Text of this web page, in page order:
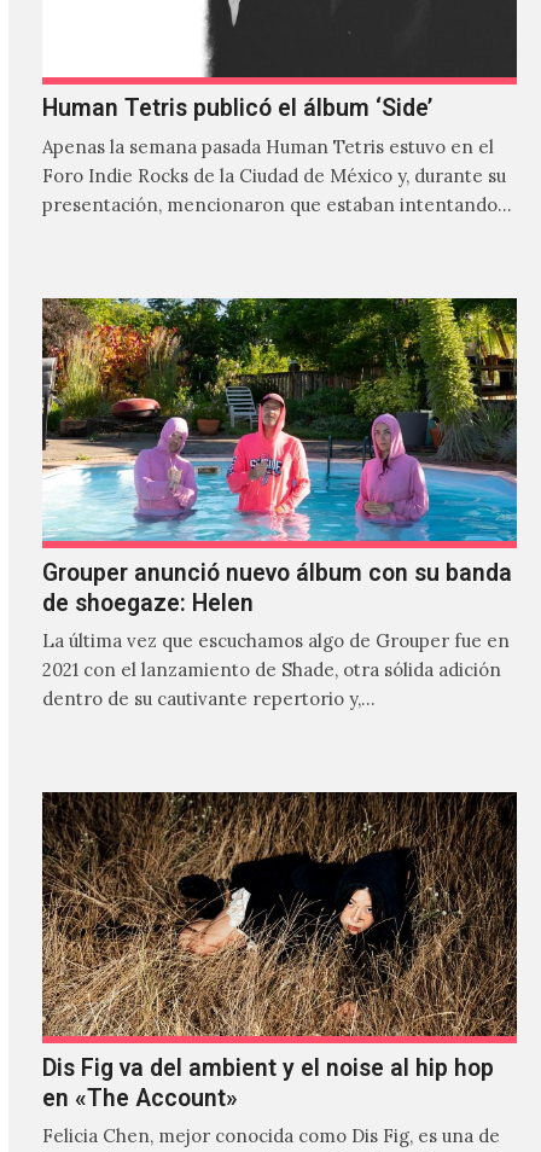
Human Tetris publicó el álbum ‘Side’
Apenas la semana pasada Human Tetris estuvo en el
Foro Indie Rocks de la Ciudad de México y, durante su
presentación, mencionaron que estaban intentando…
Grouper anunció nuevo álbum con su banda
de shoegaze: Helen
La última vez que escuchamos algo de Grouper fue en
2021 con el lanzamiento de Shade, otra sólida adición
dentro de su cautivante repertorio y,…
Dis Fig va del ambient y el noise al hip hop
en «The Account»
Felicia Chen, mejor conocida como Dis Fig, es una de